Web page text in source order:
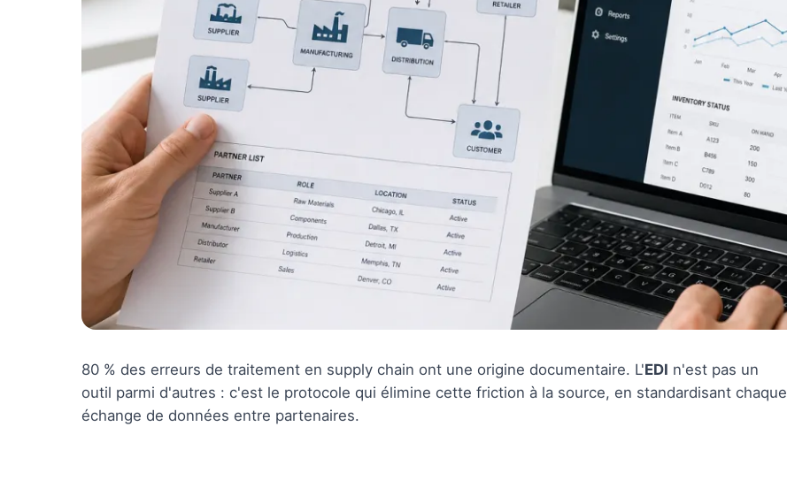
80 % des erreurs de traitement en supply chain ont une origine documentaire. L'EDI n'est pas un
outil parmi d'autres : c'est le protocole qui élimine cette friction à la source, en standardisant chaque
échange de données entre partenaires.